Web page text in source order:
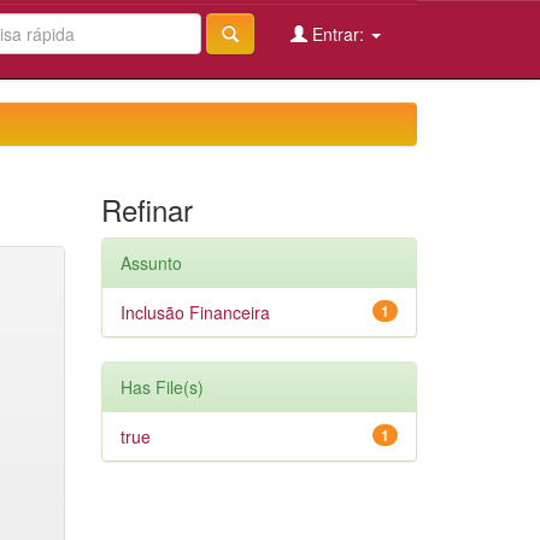
Entrar:
Refinar
Assunto
1
Inclusão Financeira
Has File(s)
1
true